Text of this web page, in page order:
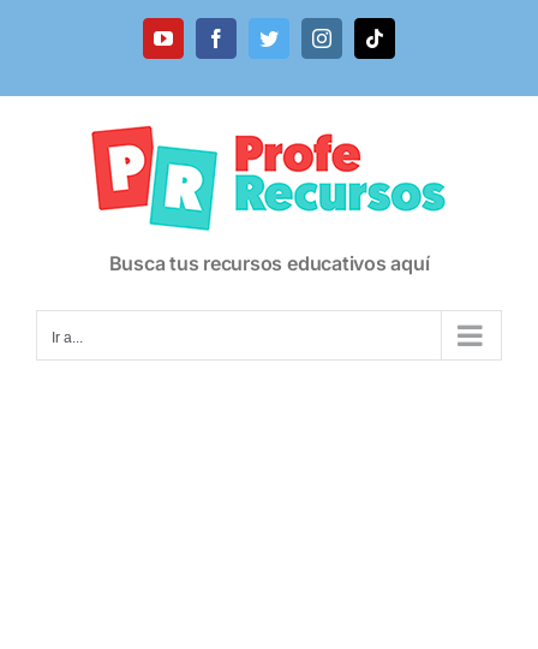
YouTubeFacebookTwitterInstagramTiktok
Busca tus recursos educativos aquí
Ir a...